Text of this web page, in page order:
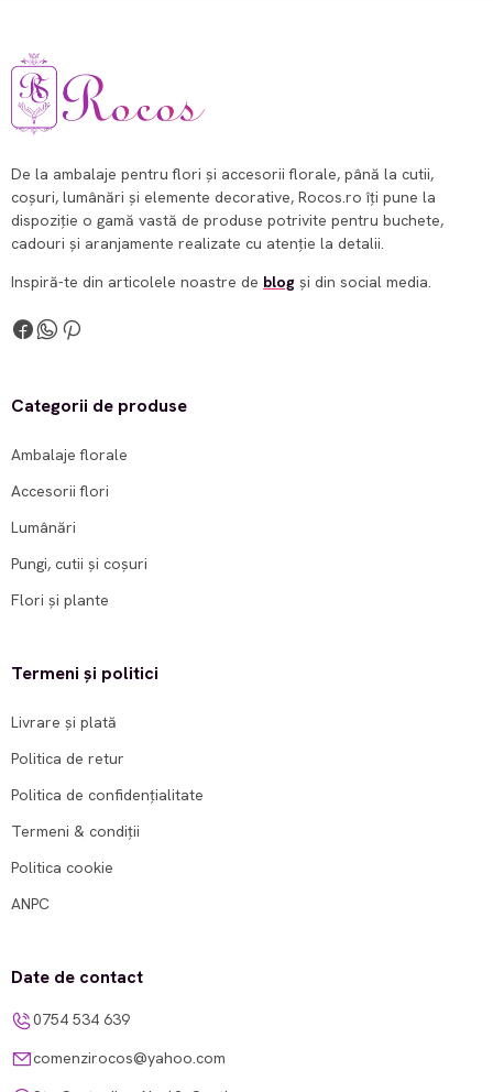
De la ambalaje pentru flori și accesorii florale, până la cutii,
coșuri, lumânări și elemente decorative, Rocos.ro îți pune la
dispoziție o gamă vastă de produse potrivite pentru buchete,
cadouri și aranjamente realizate cu atenție la detalii.
Inspiră-te din articolele noastre de blog și din social media.
Categorii de produse
Ambalaje florale
Accesorii flori
Lumânări
Pungi, cutii și coșuri
Flori și plante
Termeni și politici
Livrare și plată
Politica de retur
Politica de confidențialitate
Termeni & condiții
Politica cookie
ANPC
Date de contact
0754 534 639
comenzirocos@yahoo.com